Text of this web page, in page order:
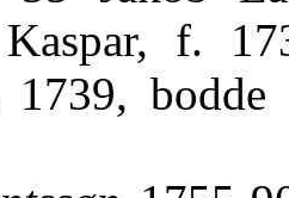
f.
1739,